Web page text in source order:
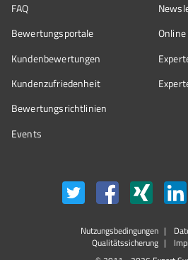
FAQ
Bewertungsportale
Kundenbewertungen
Kundenzufriedenheit
Bewertungs­richtlinien
Events
Nutzungsbedingungen
Qualitätssicherung